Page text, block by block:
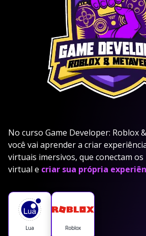
No curso Game Developer: Roblox
você vai aprender a criar
virtuais imersivos, que conectam
virtual e criar sua própria
Lua Roblox